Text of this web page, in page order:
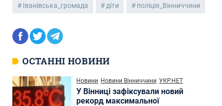
Іванівська_громада діти поліція_Вінниччини
ОСТАННІ НОВИНИ
Новини Новини Вінниччини УКР.НЕТ
У Вінниці зафіксували новий
рекорд максимальної